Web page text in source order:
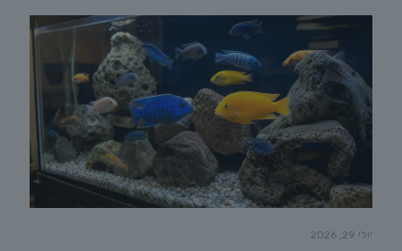
יולי 29, 2026